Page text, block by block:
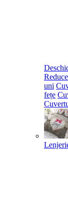
uni
fețe